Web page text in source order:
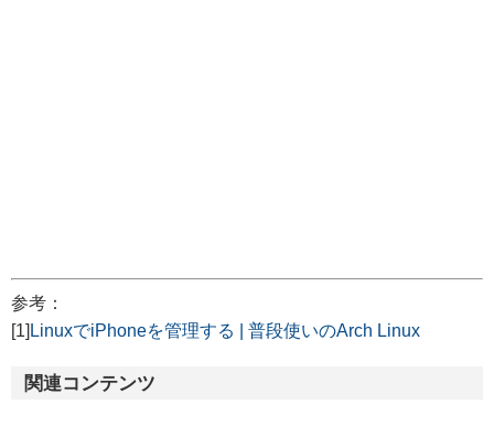
参考：
[1] LinuxでiPhoneを管理する | 普段使いのArch Linux
関連コンテンツ